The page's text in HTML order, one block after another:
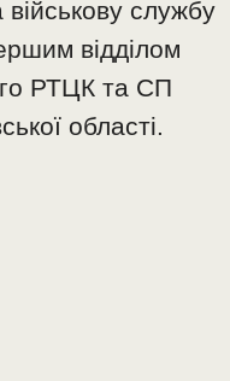
службу
відділом
РТЦК та СП
області.